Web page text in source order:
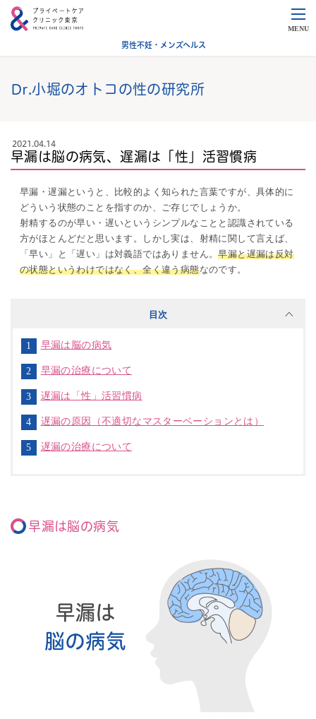
MENU
男性不妊・メンズヘルス
Dr.小堀のオトコの性の研究所
2021.04.14
早漏は脳の病気、遅漏は「性」活習慣病
早漏・遅漏というと、比較的よく知られた言葉ですが、具体的に
どういう状態のことを指すのか、ご存じでしょうか。
射精するのが早い・遅いというシンプルなことと認識されている
方がほとんどだと思います。しかし実は、射精に関して言えば、
「早い」と「遅い」は対義語ではありません。早漏と遅漏は反対
の状態というわけではなく、全く違う病態なのです。
目次
早漏は脳の病気
早漏の治療について
遅漏は「性」活習慣病
遅漏の原因（不適切なマスターベーションとは）
遅漏の治療について
早漏は脳の病気